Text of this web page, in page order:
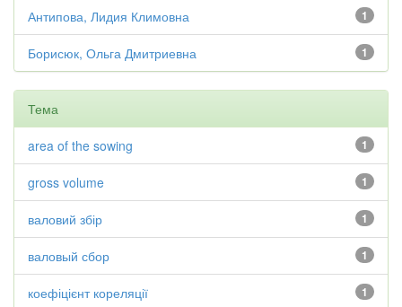
1
Антипова, Лидия Климовна
1
Борисюк, Ольга Дмитриевна
Тема
1
area of the sowing
1
gross volume
1
валовий збір
1
валовый сбор
1
коефіцієнт кореляції